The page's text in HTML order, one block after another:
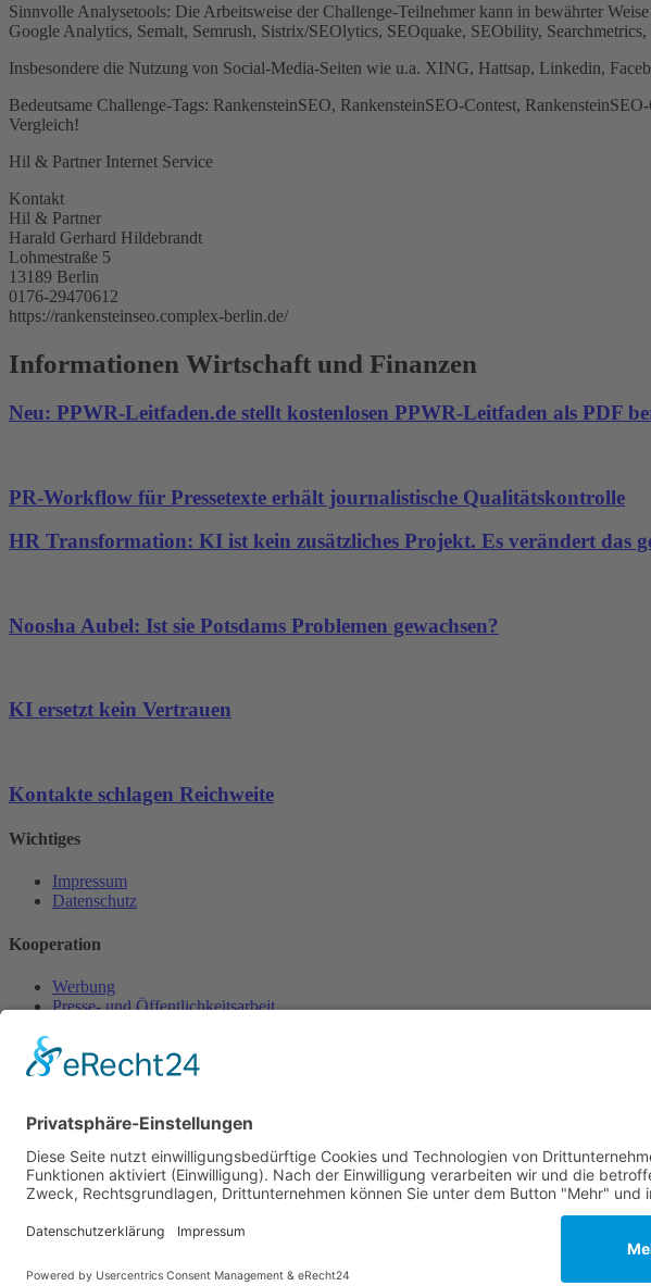
Sinnvolle Analysetools: Die Arbeitsweise der Challenge-Teilnehmer kann in bewährter
Google Analytics, Semalt, Semrush, Sistrix/SEOlytics, SEOquake, SEObility,
Insbesondere die Nutzung von Social-Media-Seiten wie u.a. XING, Hattsap, Linkedin,
Bedeutsame Challenge-Tags: RankensteinSEO, RankensteinSEO-Contest,
Vergleich!
Hil & Partner Internet Service
Kontakt
Hil & Partner
Harald Gerhard Hildebrandt
Lohmestraße 5
13189 Berlin
0176-29470612
https://rankensteinseo.complex-berlin.de/
Informationen Wirtschaft und Finanzen
Neu: PPWR-Leitfaden.de stellt kostenlosen PPWR-Leitfaden als PDF
PR-Workflow für Pressetexte erhält journalistische Qualitätskontrolle
HR Transformation: KI ist kein zusätzliches Projekt. Es verändert das
Noosha Aubel: Ist sie Potsdams Problemen gewachsen?
KI ersetzt kein Vertrauen
Kontakte schlagen Reichweite
Wichtiges
Impressum
Datenschutz
Kooperation
Werbung
Presse- und Öffentlichkeitsarbeit
Aktuelles
Zertifikat
Geprüfter Franchisegeber
© 2023 Franchisevergleich.eu